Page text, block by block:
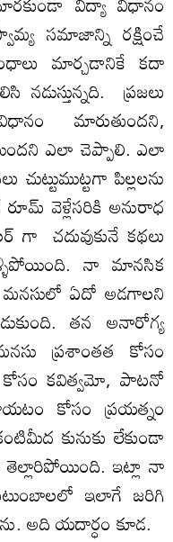
సమాజాన్ని రక్షించే
మార్చడానికే కదా
ప్రజలు
మారుతుందని,
ఎలా చెప్పాలి. ఎలా
పిల్లలను
వెళ్లేసరికి అనురాధ
గా చదువుకునే కథలు
నా మానసిక
మనసులో ఏదో అడగాలని
తన అనారోగ్య
ప్రశాంతత కోసం
కోసం కవిత్వమో, పాటనో
కోసం ప్రయత్నం
కునుకు లేకుండా
ఇట్లా నా
ఇలాగే జరిగి
అది యదార్ధం కూడ.